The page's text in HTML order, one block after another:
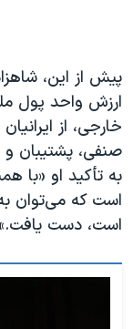
720p
1080p
پیش از این،
ارزش واحد پول
خارجی، از
صنفی،‌ پشتیبان و
به تأکید او «با
است که می‌توان
است، دست یافت.»